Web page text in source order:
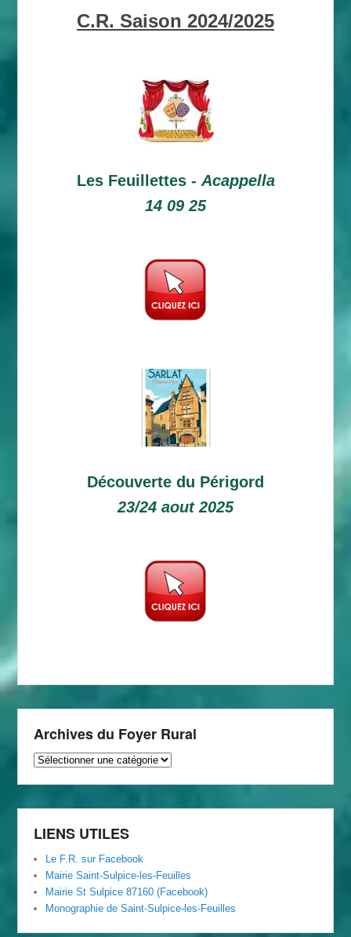
C.R. Saison 2024/2025
Les Feuillettes - Acappella
14 09 25
Découverte du Périgord
23/24 aout 2025
Archives du Foyer Rural
Archives
Rural
LIENS UTILES
Le F.R. sur Facebook
Mairie Saint-Sulpice-les-Feuilles
Mairie St Sulpice 87160 (Facebook)
Monographie de Saint-Sulpice-les-Feuilles